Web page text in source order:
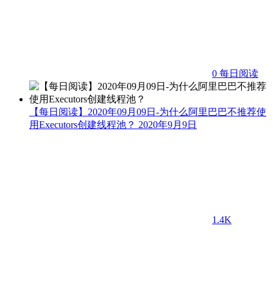
0 每日阅读
【每日阅读】2020年09月09日-为什么阿里巴巴不推荐使
用Executors创建线程池？ 2020年9月9日
1.4K